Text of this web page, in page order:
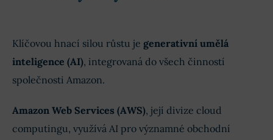
Klíčovou hnací silou růstu je generativní umělá
inteligence (AI), integrovaná do všech činností
společnosti Amazon.
Amazon Web Services (AWS), její divize cloud
computingu, využívá AI pro významné obchodní